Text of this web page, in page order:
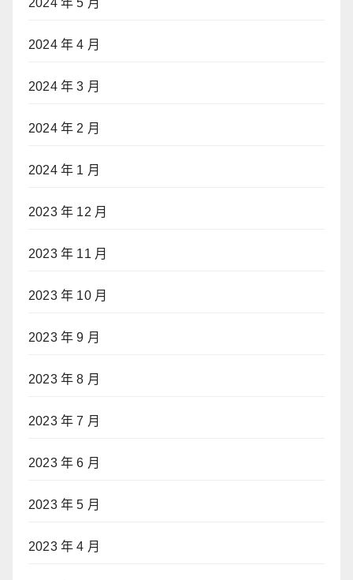
2024 年 5 月
2024 年 4 月
2024 年 3 月
2024 年 2 月
2024 年 1 月
2023 年 12 月
2023 年 11 月
2023 年 10 月
2023 年 9 月
2023 年 8 月
2023 年 7 月
2023 年 6 月
2023 年 5 月
2023 年 4 月